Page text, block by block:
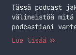
Tässä podcast
välineistöä mitä
podcastiani
artikkeli
Lue lisää